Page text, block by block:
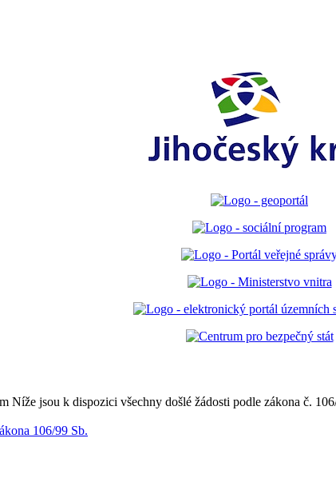
Níže jsou k dispozici všechny došlé žádosti podle zákona č.
106/99 Sb.